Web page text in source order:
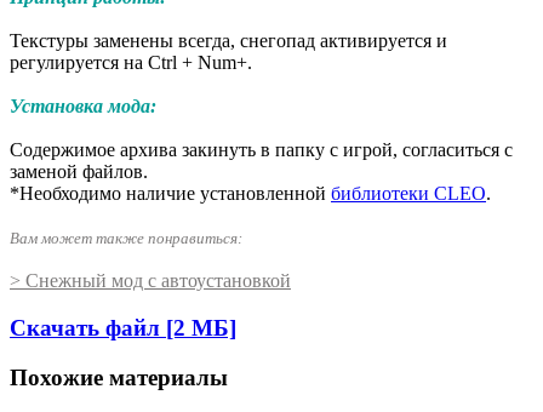
Текстуры заменены всегда, снегопад активируется и
регулируется на Ctrl + Num+.
Установка мода:
Содержимое архива закинуть в папку с игрой, согласиться с
заменой файлов.
*Необходимо наличие установленной библиотеки CLEO.
Вам может также понравиться:
> Снежный мод с автоустановкой
Скачать файл [2 МБ]
Похожие материалы